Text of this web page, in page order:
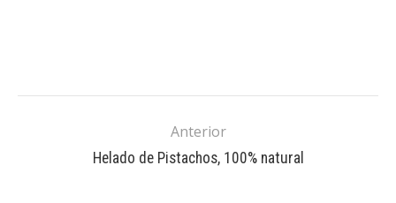
Anterior
Helado de Pistachos, 100% natural